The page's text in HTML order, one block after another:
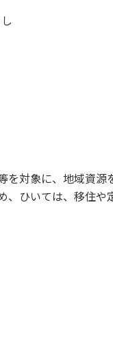
を対象に、地域資
ひいては、移住や